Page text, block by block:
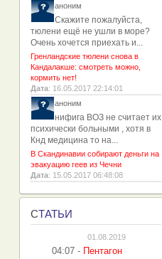
аноним
Скажите пожалуйста,
тюлени ещё не ушли в море?
Очень хочется приехать и...
Гренландские тюлени снова в
Кандалакше: смотреть можно,
кормить нет!
Дата: 16.05.2017 22:14:01
аноним
нифига ВОЗ не считает их
психически больными , хотя в
Кнд медицина то на...
В Скандинавии собирают деньги на
эвакуацию геев из Чечни
Дата: 15.05.2017 06:48:08
СТАТЬИ
01.08.2019
04:07 - Пентагон